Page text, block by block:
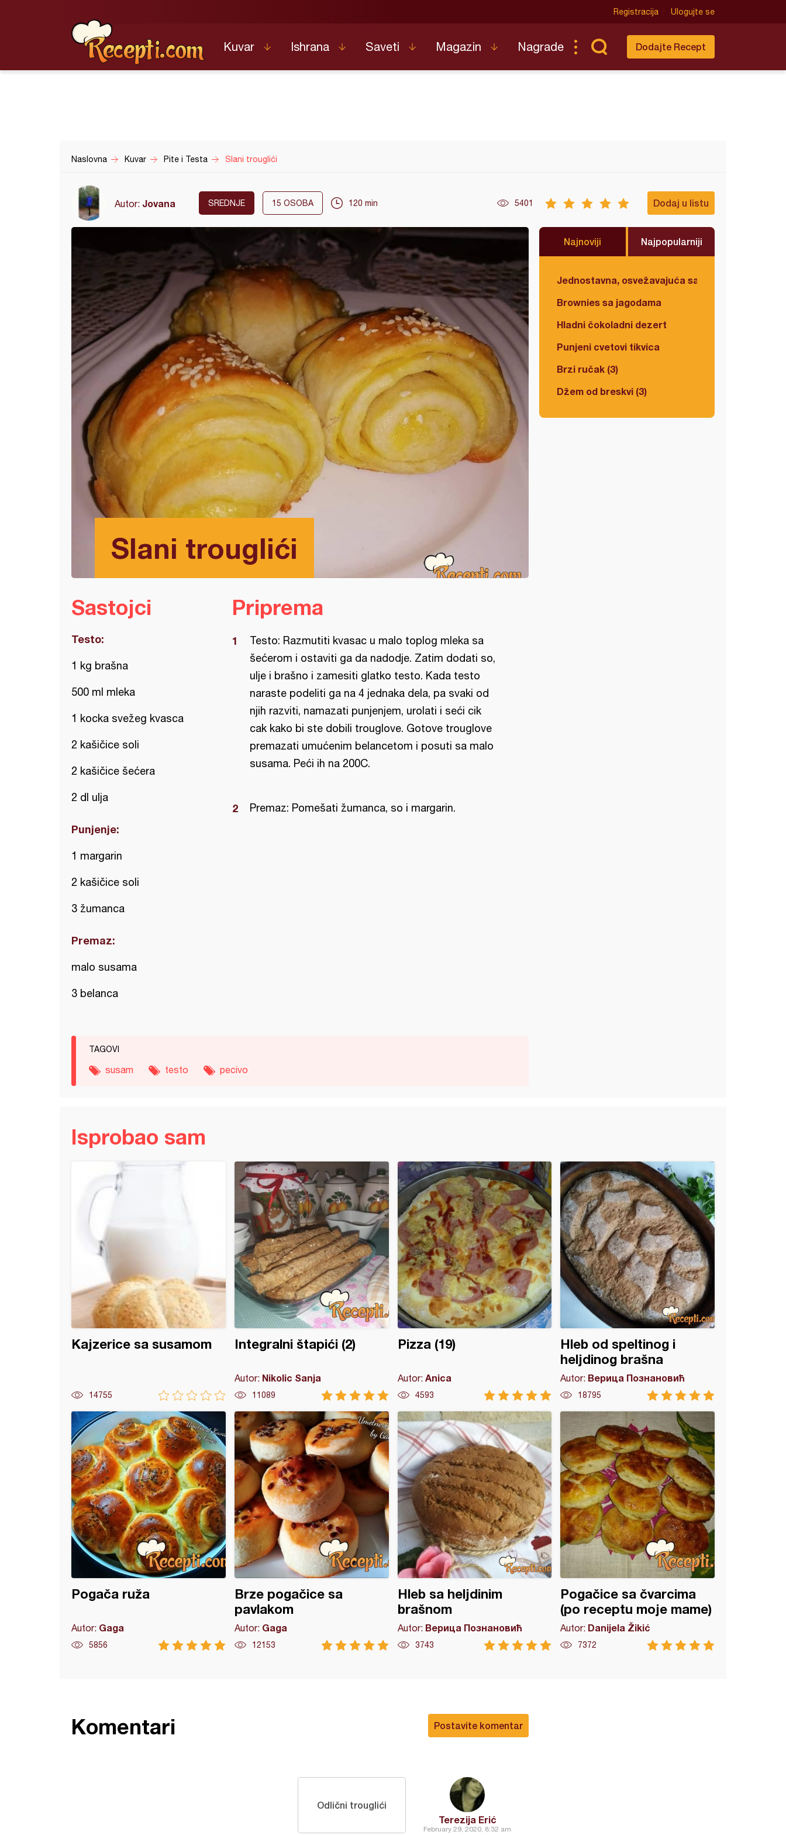
Registracija Ulogujte se
Kuvar Ishrana Saveti Magazin Nagrade Dodajte Recept
Naslovna Kuvar Pite i Testa Slani trouglići
Autor: Jovana SREDNJE 15 OSOBA 120 min 5401 Dodaj u listu
Slani trouglići
Najnoviji Najpopularniji
Jednostavna, osvežavajuća salata
Brownies sa jagodama
Hladni čokoladni dezert
Punjeni cvetovi tikvica
Brzi ručak (3)
Džem od breskvi (3)
Sastojci
Testo:
1 kg brašna
500 ml mleka
1 kocka svežeg kvasca
2 kašičice soli
2 kašičice šećera
2 dl ulja
Punjenje:
1 margarin
2 kašičice soli
3 žumanca
Premaz:
malo susama
3 belanca
Priprema
Testo: Razmutiti kvasac u malo toplog mleka sa
šećerom i ostaviti ga da nadodje. Zatim dodati so,
ulje i brašno i zamesiti glatko testo. Kada testo
naraste podeliti ga na 4 jednaka dela, pa svaki od
njih razviti, namazati punjenjem, urolati i seći cik
cak kako bi ste dobili trouglove. Gotove trouglove
premazati umućenim belancetom i posuti sa malo
susama. Peći ih na 200C.
Premaz: Pomešati žumanca, so i margarin.
TAGOVI
susam testo pecivo
Isprobao sam
Kajzerice sa susamom
14755
Integralni štapići (2)
Autor: Nikolic Sanja
11089
Pizza (19)
Autor: Anica
4593
Hleb od speltinog i
heljdinog brašna
Autor: Верица Познановић
18795
Pogača ruža
Autor: Gaga
5856
Brze pogačice sa
pavlakom
Autor: Gaga
12153
Hleb sa heljdinim
brašnom
Autor: Верица Познановић
3743
Pogačice sa čvarcima
(po receptu moje mame)
Autor: Danijela Žikić
7372
sa čvarcima (po receptu moje mame)
Postavite komentar
Komentari
Terezija Erić
February 29, 2020, 8:32 am
Odlični trouglići